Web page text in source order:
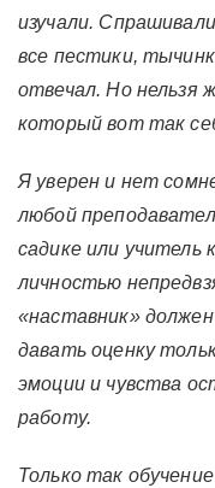
изучали.
все пестики,
отвечал. Но нельзя
который вот так
Я уверен и нет
любой
садике или учитель
личностью
«наставник»
давать оценку
эмоции и чувства
работу.
Только так